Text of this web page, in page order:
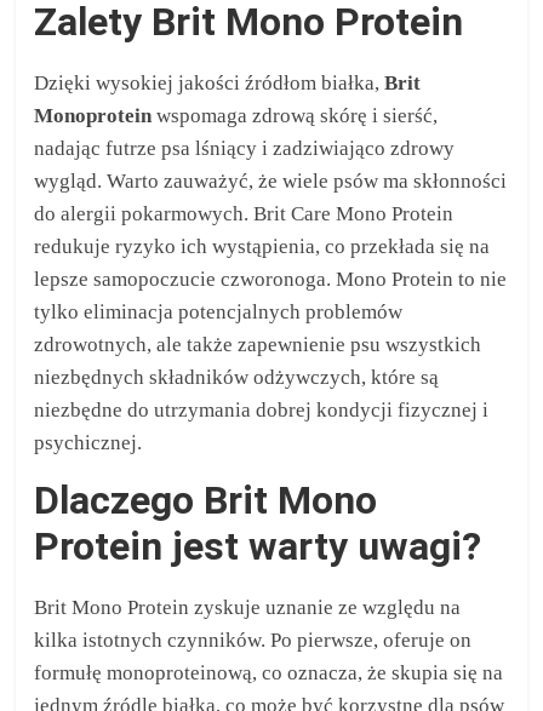
Zalety Brit Mono Protein
Dzięki wysokiej jakości źródłom białka,Brit
Monoprotein wspomaga zdrową skórę i sierść,
nadając futrze psa lśniący i zadziwiająco zdrowy
wygląd. Warto zauważyć, że wiele psów ma skłonności
do alergii pokarmowych. Brit Care Mono Protein
redukuje ryzyko ich wystąpienia, co przekłada się na
lepsze samopoczucie czworonoga. Mono Protein to nie
tylko eliminacja potencjalnych problemów
zdrowotnych, ale także zapewnienie psu wszystkich
niezbędnych składników odżywczych, które są
niezbędne do utrzymania dobrej kondycji fizycznej i
psychicznej.
Dlaczego Brit Mono
Protein jest warty uwagi?
Brit Mono Protein zyskuje uznanie ze względu na
kilka istotnych czynników. Po pierwsze, oferuje on
formułę monoproteinową, co oznacza, że skupia się na
jednym źródle białka, co może być korzystne dla psów